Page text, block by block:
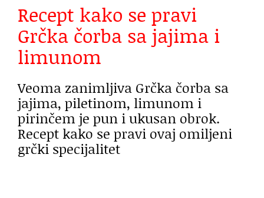
Recept kako se pravi
Grčka čorba sa jajima i
limunom
Veoma zanimljiva Grčka čorba sa
jajima, piletinom, limunom i
pirinčem je pun i ukusan obrok.
Recept kako se pravi ovaj omiljeni
grčki specijalitet